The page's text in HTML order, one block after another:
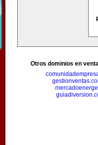
Otros dominios en